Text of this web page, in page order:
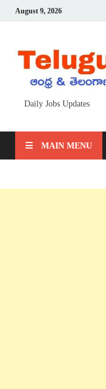
August 9, 2026
Daily Jobs Updates
MAIN MENU